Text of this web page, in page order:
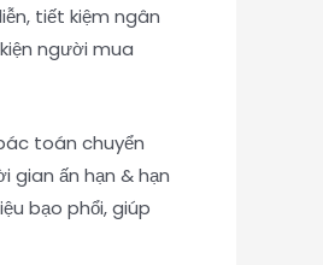
tiết kiệm ngân
người mua
toán chuyển
ấn hạn & hạn
bạo phổi, giúp